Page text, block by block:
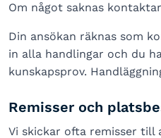
Om något saknas
Din ansökan räknas som
in alla handlingar och du
kunskapsprov.
Remisser och
Vi skickar ofta remisser till